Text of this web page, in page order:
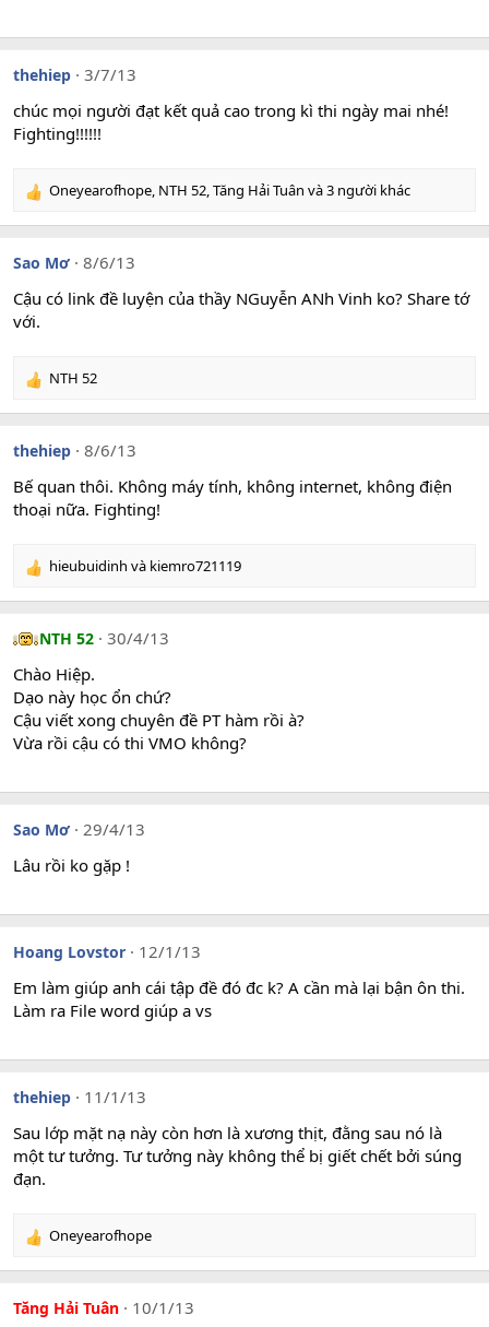
thehiep
3/7/13
chúc mọi người đạt kết quả cao trong kì thi ngày mai nhé!
Fighting!!!!!!
R
c
i
o
Oneyearofhope, NTH 52,Tăng Hải Tuân và 3 người khác
Sao Mơ
8/6/13
Cậu có link đề luyện của thầy NGuyễn ANh Vinh ko? Share tớ
với.
R
c
i
o
NTH 52
thehiep
8/6/13
Bế quan thôi. Không máy tính, không internet, không điện
thoại nữa. Fighting!
R
c
i
o
n
s
:
hieubuidinh và kiemro721119
NTH 52
30/4/13
Chào Hiệp.
Dạo này học ổn chứ?
Cậu viết xong chuyên đề PT hàm rồi à?
Vừa rồi cậu có thi VMO không?
Sao Mơ
29/4/13
Lâu rồi ko gặp !
Hoang Lovstor
12/1/13
Em làm giúp anh cái tập đề đó đc k? A cần mà lại bận ôn thi.
Làm ra File word giúp a vs
thehiep
11/1/13
Sau lớp mặt nạ này còn hơn là xương thịt, đằng sau nó là
một tư tưởng. Tư tưởng này không thể bị giết chết bởi súng
đạn.
R
c
Oneyearofhope
Tăng Hải Tuân
10/1/13